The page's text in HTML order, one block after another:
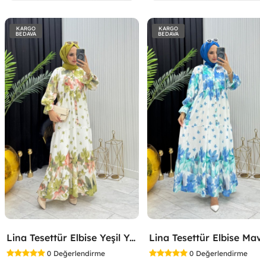
KARGO
BEDAVA
Lina Tesettür Elbise Yeşil Yeşil
0 Değerlendirme
KARGO
BEDAVA
0 Değerlendirme